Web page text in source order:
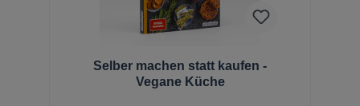
Selber machen statt kaufen -
Vegane Küche